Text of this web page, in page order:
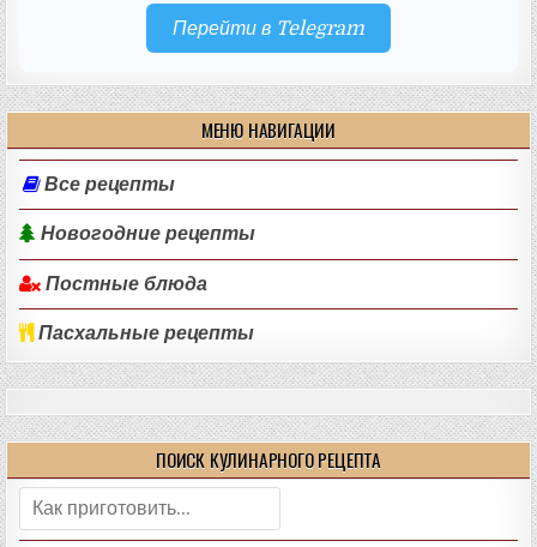
Перейти в Telegram
МЕНЮ НАВИГАЦИИ
Все рецепты
Новогодние рецепты
Постные блюда
Пасхальные рецепты
ПОИСК КУЛИНАРНОГО РЕЦЕПТА
Поиск: